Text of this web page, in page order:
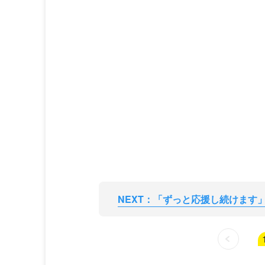
NEXT：「ずっと応援し続けます
1